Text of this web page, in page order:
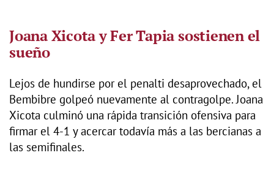
Joana Xicota y Fer Tapia sostienen el
sueño
Lejos de hundirse por el penalti desaprovechado, el
Bembibre golpeó nuevamente al contragolpe. Joana
Xicota culminó una rápida transición ofensiva para
firmar el 4-1 y acercar todavía más a las bercianas a
las semifinales.